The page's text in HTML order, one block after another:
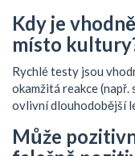
Kdy je
místo
Rychlé testy jsou
okamžitá reakce
ovlivní dlouhodobější
Může